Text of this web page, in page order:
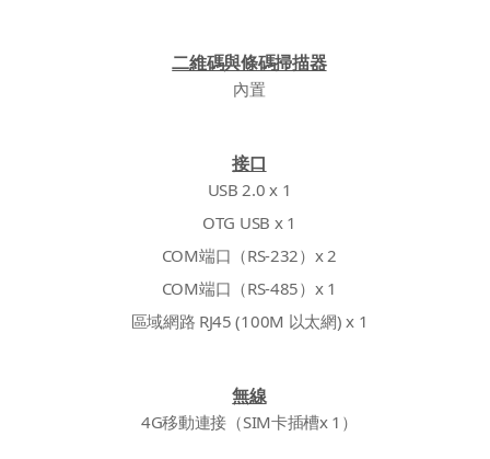
二維碼與條碼掃描器
內置
接口
USB 2.0 x 1
OTG USB x 1
COM端口（RS-232）x 2
COM端口（RS-485）x 1
區域網路 RJ45 (100M 以太網) x 1
無線
4G移動連接（SIM卡插槽x 1）